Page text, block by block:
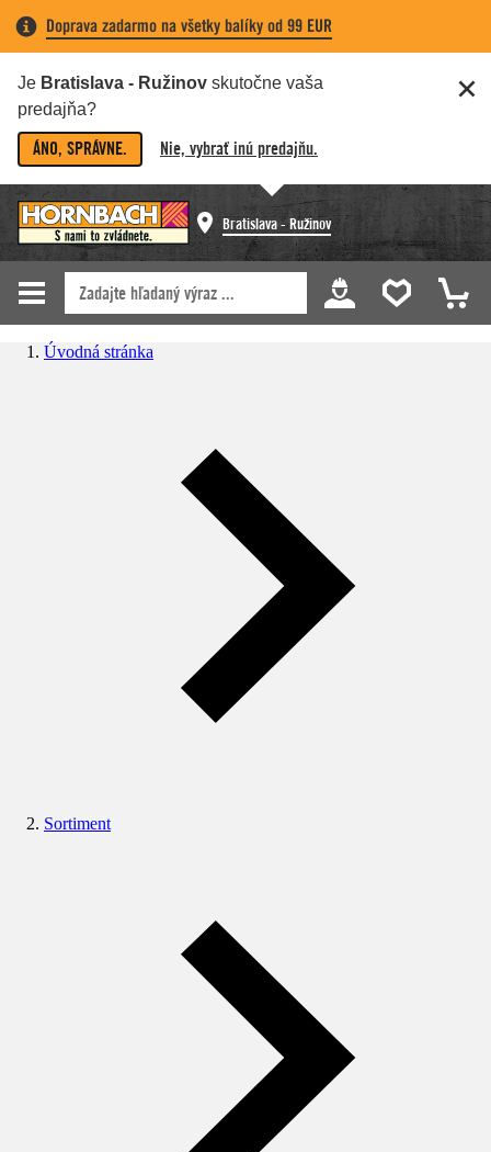
Doprava zadarmo na všetky balíky od 99 EUR
Je Bratislava - Ružinov skutočne vaša
predajňa?
ÁNO, SPRÁVNE. Nie, vybrať inú predajňu.
Bratislava - Ružinov
Úvodná stránka
Sortiment